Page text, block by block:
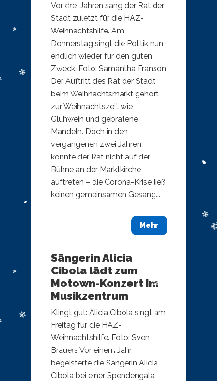
Vor drei Jahren sang der Rat der
Stadt zuletzt für die HAZ-
Weihnachtshilfe. Am
Donnerstag singt die Politik nun
endlich wieder für den guten
Zweck. Foto: Samantha Franson
Der Auftritt des Rat der Stadt
beim Weihnachtsmarkt gehört
zur Weihnachtszeit wie
Glühwein und gebratene
Mandeln. Doch in den
vergangenen zwei Jahren
konnte der Rat nicht auf der
Bühne an der Marktkirche
auftreten – die Corona-Krise ließ
keinen gemeinsamen Gesang...
Mehr
Sängerin Alicia
Cibola lädt zum
Motown-Konzert im
Musikzentrum
Klingt gut: Alicia Cibola singt am
Freitag für die HAZ-
Weihnachtshilfe. Foto: Sven
Brauers Vor einem Jahr
begeisterte die Sängerin Alicia
Cibola bei einer Spendengala